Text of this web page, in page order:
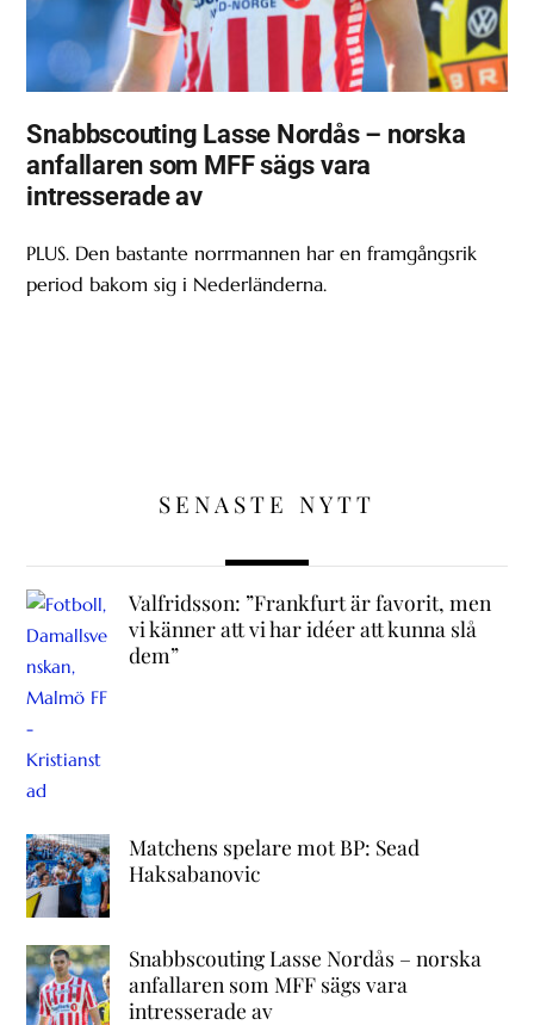
Snabbscouting Lasse Nordås – norska
anfallaren som MFF sägs vara
intresserade av
PLUS. Den bastante norrmannen har en framgångsrik
period bakom sig i Nederländerna.
SENASTE NYTT
Valfridsson: ”Frankfurt är favorit, men
vi känner att vi har idéer att kunna slå
dem”
Matchens spelare mot BP: Sead
Haksabanovic
Snabbscouting Lasse Nordås – norska
anfallaren som MFF sägs vara
intresserade av